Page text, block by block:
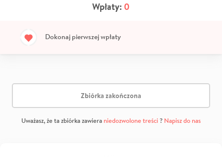
Wpłaty: 0
Dokonaj pierwszej wpłaty
Zbiórka zakończona
Uważasz, że ta zbiórka zawiera niedozwolone treści? Napisz do nas